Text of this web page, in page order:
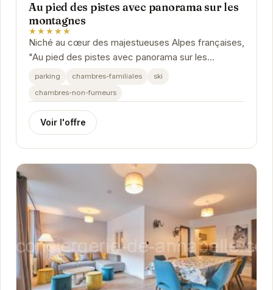
Au pied des pistes avec panorama sur les
montagnes
★★★★★
Niché au cœur des majestueuses Alpes françaises,
"Au pied des pistes avec panorama sur les
montagnes" vous promet un séjour inoubliable....
parking chambres-familiales
ski
chambres-non-fumeurs
Voir l'offre